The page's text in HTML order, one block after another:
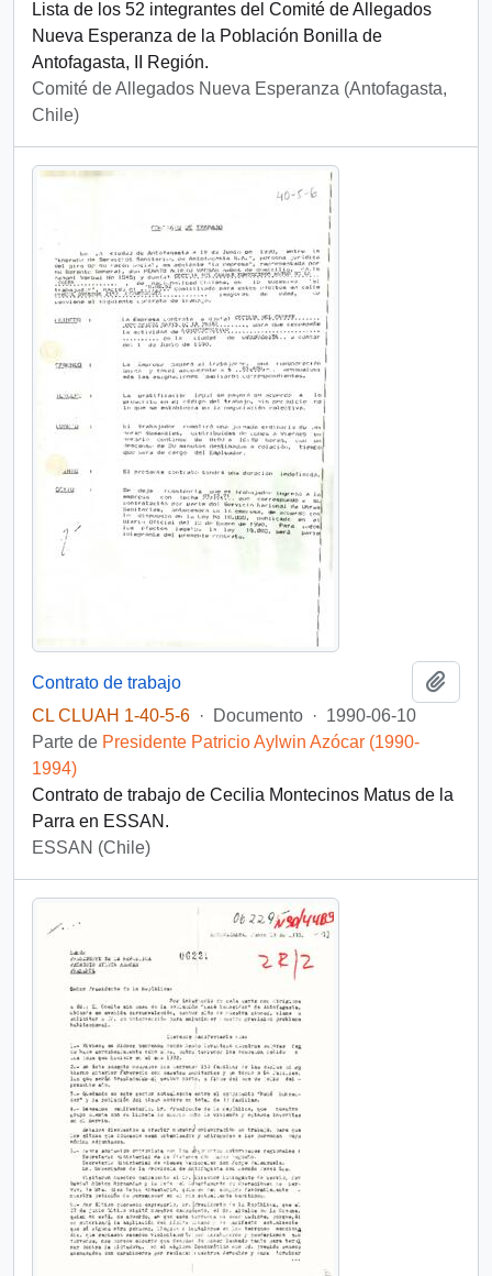
Lista de los 52 integrantes del Comité de Allegados
Nueva Esperanza de la Población Bonilla de
Antofagasta, II Región.
Comité de Allegados Nueva Esperanza (Antofagasta,
Chile)
Contrato de trabajo
CL CLUAH 1-40-5-6 · Documento · 1990-06-10
Parte de Presidente Patricio Aylwin Azócar (1990-
1994)
Contrato de trabajo de Cecilia Montecinos Matus de la
Parra en ESSAN.
ESSAN (Chile)